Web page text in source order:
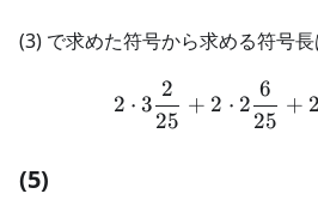
(3) で求めた符号から求める符号長
2
2 ⋅ 3
25
2
+ 2 ⋅ 2
25
6
+ 2
(5)